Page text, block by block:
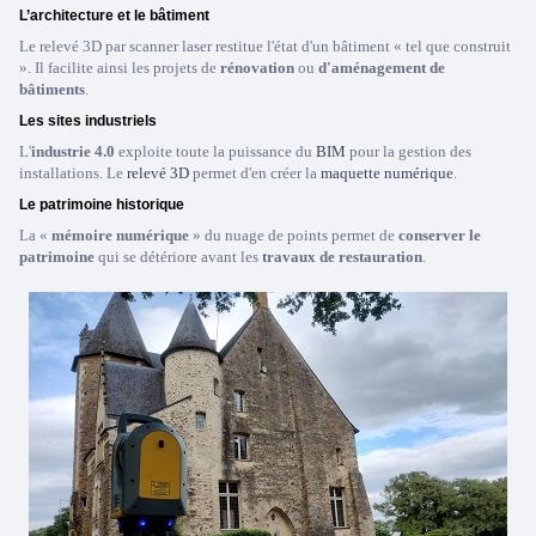
L’architecture et le bâtiment
Le relevé 3D par scanner laser restitue l'état d'un bâtiment « tel que construit
». Il facilite ainsi les projets de rénovation ou d'aménagement de
bâtiments.
Les sites industriels
L'industrie 4.0 exploite toute la puissance du BIM pour la gestion des
installations. Le relevé 3D permet d'en créer la maquette numérique.
Le patrimoine historique
La « mémoire numérique » du nuage de points permet de conserver le
patrimoine qui se détériore avant les travaux de restauration.